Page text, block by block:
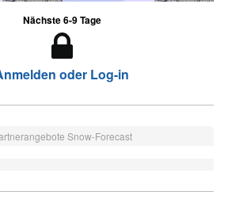
Nächste 6-9 Tage
oder Log-in
Snow-Forecast